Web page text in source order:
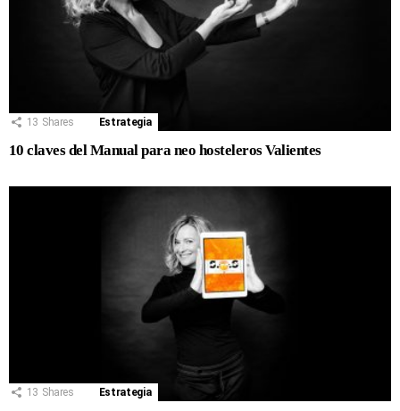
13 Shares Estrategia
10 claves del Manual para neo hosteleros Valientes
13 Shares Estrategia